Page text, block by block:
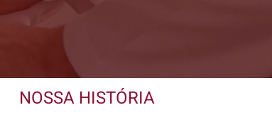
NOSSA HISTÓRIA